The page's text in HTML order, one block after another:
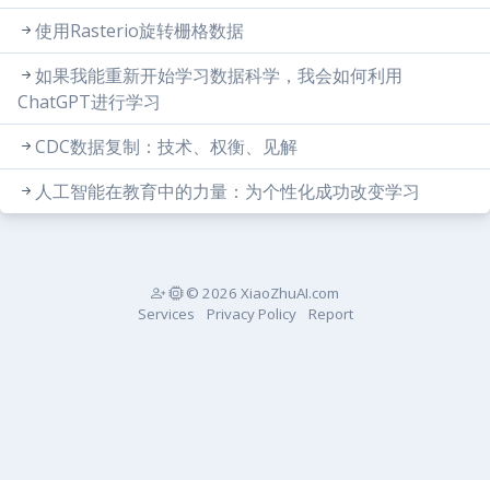
使用Rasterio旋转栅格数据
如果我能重新开始学习数据科学，我会如何利用
ChatGPT进行学习
CDC数据复制：技术、权衡、见解
人工智能在教育中的力量：为个性化成功改变学习
© 2026 XiaoZhuAI.com
Services
Privacy Policy Report